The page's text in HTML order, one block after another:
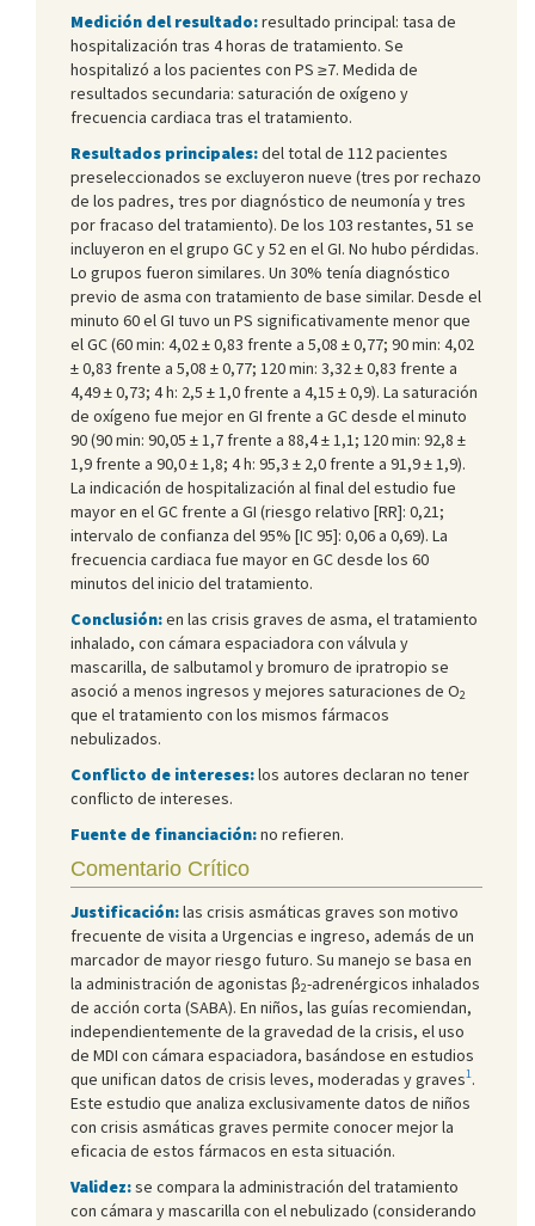
Medición del resultado:resultado principal: tasa de
hospitalización tras 4 horas de tratamiento. Se
hospitalizó a los pacientes con PS ≥7. Medida de
resultados secundaria: saturación de oxígeno y
frecuencia cardiaca tras el tratamiento.
Resultados principales:del total de 112 pacientes
preseleccionados se excluyeron nueve (tres por rechazo
de los padres, tres por diagnóstico de neumonía y tres
por fracaso del tratamiento). De los 103 restantes, 51 se
incluyeron en el grupo GC y 52 en el GI. No hubo pérdidas.
Lo grupos fueron similares. Un 30% tenía diagnóstico
previo de asma con tratamiento de base similar. Desde el
minuto 60 el GI tuvo un PS significativamente menor que
el GC (60 min: 4,02 ± 0,83 frente a 5,08 ± 0,77; 90 min: 4,02
± 0,83 frente a 5,08 ± 0,77; 120 min: 3,32 ± 0,83 frente a
4,49 ± 0,73; 4 h: 2,5 ± 1,0 frente a 4,15 ± 0,9). La saturación
de oxígeno fue mejor en GI frente a GC desde el minuto
90 (90 min: 90,05 ± 1,7 frente a 88,4 ± 1,1; 120 min: 92,8 ±
1,9 frente a 90,0 ± 1,8; 4 h: 95,3 ± 2,0 frente a 91,9 ± 1,9).
La indicación de hospitalización al final del estudio fue
mayor en el GC frente a GI (riesgo relativo [RR]: 0,21;
intervalo de confianza del 95% [IC 95]: 0,06 a 0,69). La
frecuencia cardiaca fue mayor en GC desde los 60
minutos del inicio del tratamiento.
Conclusión:en las crisis graves de asma, el tratamiento
inhalado, con cámara espaciadora con válvula y
mascarilla, de salbutamol y bromuro de ipratropio se
asoció a menos ingresos y mejores saturaciones de O2
que el tratamiento con los mismos fármacos
nebulizados.
Conflicto de intereses:los autores declaran no tener
conflicto de intereses.
Fuente de financiación:no refieren.
Comentario Crítico
Justificación:las crisis asmáticas graves son motivo
frecuente de visita a Urgencias e ingreso, además de un
marcador de mayor riesgo futuro. Su manejo se basa en
la administración de agonistas β2-adrenérgicos inhalados
de acción corta (SABA). En niños, las guías recomiendan,
independientemente de la gravedad de la crisis, el uso
de MDI con cámara espaciadora, basándose en estudios
que unifican datos de crisis leves, moderadas y graves1.
Este estudio que analiza exclusivamente datos de niños
con crisis asmáticas graves permite conocer mejor la
eficacia de estos fármacos en esta situación.
Validez:se compara la administración del tratamiento
con cámara y mascarilla con el nebulizado (considerando